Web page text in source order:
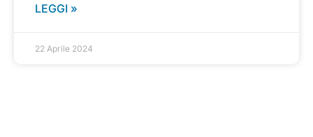
LEGGI »
22 Aprile 2024